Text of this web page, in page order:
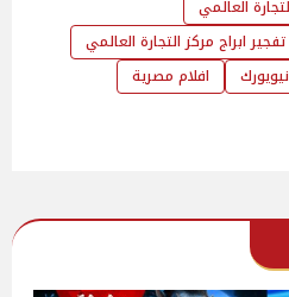
العالمي
تفجير ابراج مركز التجارة العالمي
نيويورك
افلام مصرية